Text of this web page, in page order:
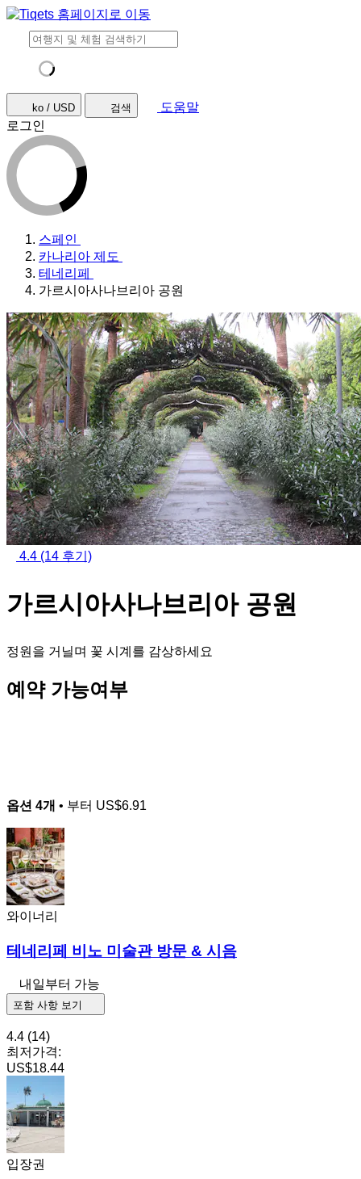
ko / USD 검색
도움말
로그인
스페인
카나리아 제도
테네리페
가르시아사나브리아 공원
4.4 (14 후기)
가르시아사나브리아 공원
정원을 거닐며 꽃 시계를 감상하세요
예약 가능여부
옵션 4개 • 부터 US$6.91
와이너리
테네리페 비노 미술관 방문 & 시음
내일부터 가능
포함 사항 보기
4.4 (14)
최저가격:
US$18.44
입장권